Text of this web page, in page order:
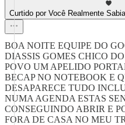
Curtido por Você Realmente
BOA NOITE EQUIPE DO
DIASSIS GOMES CHICO
POVO UM APELIDO
BECAP NO NOTEBOOK E
DESAPARECE TUDO
NUMA AGENDA ESTAS
CONSEGUINDO ABRIR E
FORA DE CASA NO MEU